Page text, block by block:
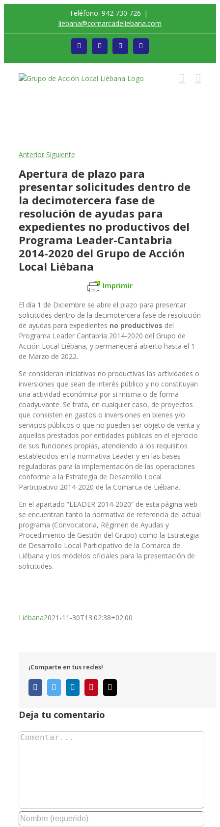
Teléfono: 942 730 726 |
liebana@comarcadeliebana.com
Facebook Twitter Instagram
Anterior Siguiente
Apertura de plazo para
presentar solicitudes dentro de
la decimotercera fase de
resolución de ayudas para
expedientes no productivos del
Programa Leader-Cantabria
2014-2020 del Grupo de Acción
Local Liébana
Imprimir
El día 1 de Diciembre se abre el plazo para presentar
solicitudes dentro de la decimotercera fase de resolución
de ayudas para expedientes no productivos del
Programa Leader Cantabria 2014-2020 del Grupo de
Acción Local Liébana, y permanecerá abierto hasta el 1
de Marzo de 2022.
Se consideran iniciativas no productivas las actividades o
inversiones que sean de interés público y no constituyan
una actividad económica por si misma o de forma
coadyuvante. Se trata, en cualquier caso, de proyectos
que consisten en gastos o inversiones en bienes y/o
servicios públicos o que no pueden ser objeto de venta y
aquellos prestados por entidades públicas en el ejercicio
de sus funciones propias, atendiendo a los requisitos
establecidos en la normativa Leader y en las bases
reguladoras para la implementación de las operaciones
conforme a la Estrategia de Desarrollo Local
Participativo 2014-2020 de la Comarca de Liébana.
En el apartado “LEADER 2014-2020” de esta página web
se encuentran tanto la normativa de referencia del actual
programa (Convocatoria, Régimen de Ayudas y
Procedimiento de Gestión del Grupo) como la Estrategia
de Desarrollo Local Participativo de la Comarca de
Liébana y los modelos oficiales para la presentación de
solicitudes.
Liébana2021-11-30T13:02:38+02:00
¡Comparte en tus redes!
FacebookTwitter LinkedInPinterest
electrónico
Deja tu comentario
Comentar